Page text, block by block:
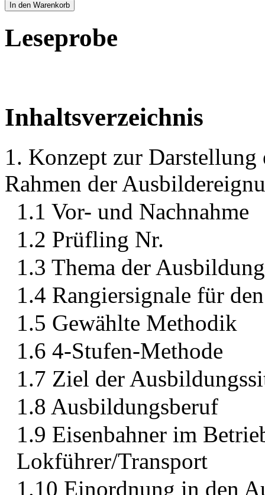
In den Warenkorb
Leseprobe
Inhaltsverzeichnis
1. Konzept zur
Rahmen der
1.1 Vor- und Nachnahme
1.2 Prüfling Nr.
1.3 Thema der
1.4 Rangiersignale für
1.5 Gewählte Methodik
1.6 4-Stufen-Methode
1.7 Ziel der
1.8 Ausbildungsberuf
1.9 Eisenbahner im
Lokführer/Transport
1.10 Einordnung in den